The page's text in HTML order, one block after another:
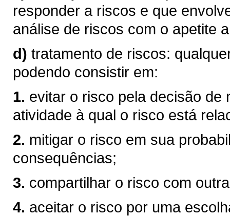
responder a riscos e que
análise de riscos com o apetite
d) tratamento de riscos:
podendo consistir em:
1. evitar o risco pela decisão de
atividade à qual o risco está
2. mitigar o risco em sua
consequências;
3. compartilhar o risco com
4. aceitar o risco por uma